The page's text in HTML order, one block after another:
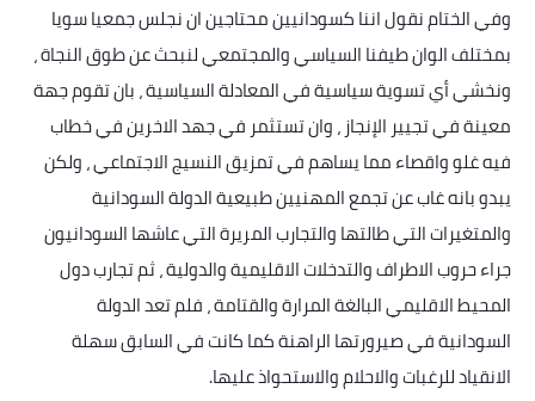
وفي الختام نقول اننا كسودانيين محتاجين ان نجلس جمعيا سويا
بمختلف الوان طيفنا السياسي والمجتمعي لنبحث عن طوق النجاة ،
ونخشي أي تسوية سياسية في المعادلة السياسية ، بان تقوم جهة
معينة في تجيير الإنجاز ، وان تستثمر في جهد الاخرين في خطاب
فيه غلو واقصاء مما يساهم في تمزيق النسيج الاجتماعي ، ولكن
يبدو بانه غاب عن تجمع المهنيين طبيعية الدولة السودانية
والمتغيرات التي طالتها والتجارب المريرة التي عاشها السودانيون
جراء حروب الاطراف والتدخلات الاقليمية والدولية ، ثم تجارب دول
المحيط الاقليمي البالغة المرارة والقتامة ، فلم تعد الدولة
السودانية في صيرورتها الراهنة كما كانت في السابق سهلة
الانقياد للرغبات والاحلام والاستحواذ عليها.